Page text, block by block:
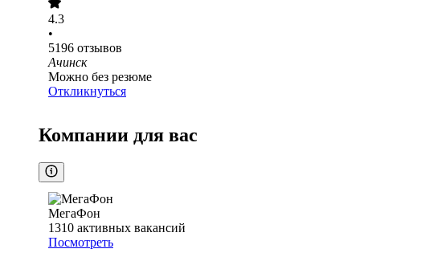
4.3
•
5196 отзывов
Ачинск
Можно без резюме
Откликнуться
Компании для вас
МегаФон
1310 активных вакансий
Посмотреть